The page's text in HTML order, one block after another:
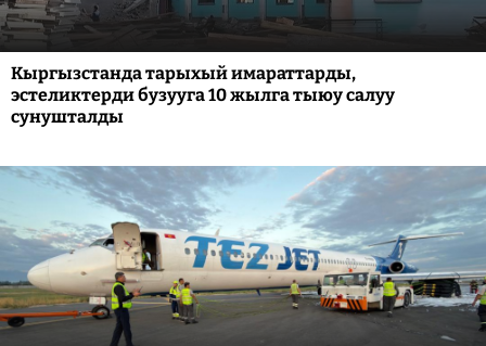
Кыргызстанда тарыхый имараттарды,
эстеликтерди бузууга 10 жылга тыюу салуу
сунушталды